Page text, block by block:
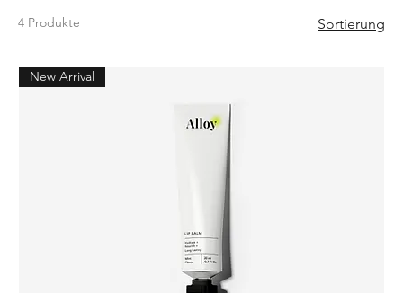
4 Produkte Sortierung
New Arrival